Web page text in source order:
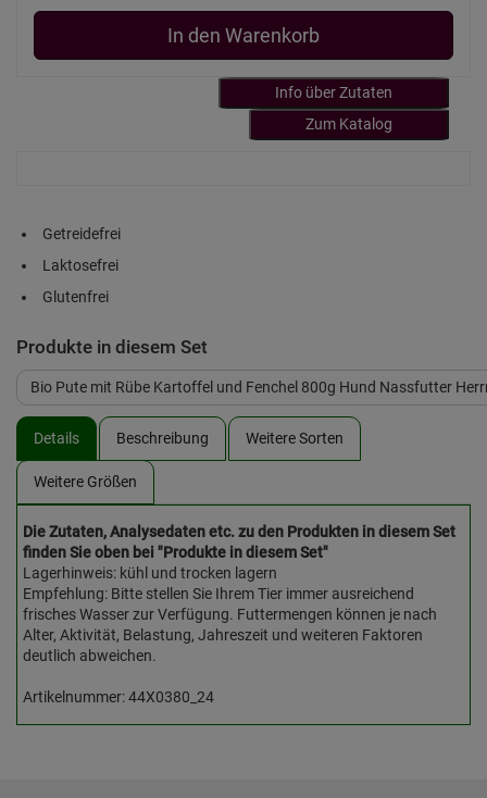
In den Warenkorb
Info über Zutaten
Zum Katalog
Getreidefrei
Laktosefrei
Glutenfrei
Produkte in diesem Set
Bio Pute mit Rübe Kartoffel und Fenchel 800g Hund Nassfutter
Details Beschreibung Weitere Sorten
Weitere Größen
Die Zutaten, Analysedaten etc. zu den Produkten in diesem Set
finden Sie oben bei "Produkte in diesem Set"
Lagerhinweis: kühl und trocken lagern
Empfehlung: Bitte stellen Sie Ihrem Tier immer ausreichend
frisches Wasser zur Verfügung. Futtermengen können je nach
Alter, Aktivität, Belastung, Jahreszeit und weiteren Faktoren
deutlich abweichen.
Artikelnummer: 44X0380_24